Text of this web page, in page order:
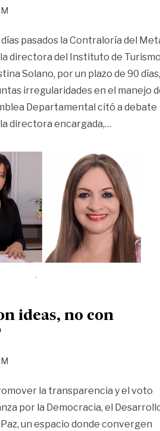
días pasados la Contraloría del
directora del Instituto de
Solano, por un plazo de 90 días,
irregularidades en el manejo
Departamental citó a debate
directora encargada,…
ideas, no con
la transparencia y el voto
por la Democracia, el
un espacio donde convergen